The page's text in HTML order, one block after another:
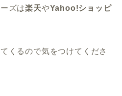
ズは楽天やYahoo!ショッピ
くるので気をつけてくださ